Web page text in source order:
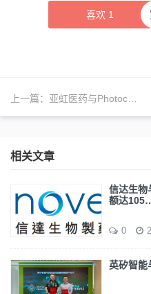
喜欢 1
上一篇： 亚虹医药与Photocure签订Cevira(R)的全球开发和商业化许可协议
相关文章
信达生物
额达
0
英矽智能